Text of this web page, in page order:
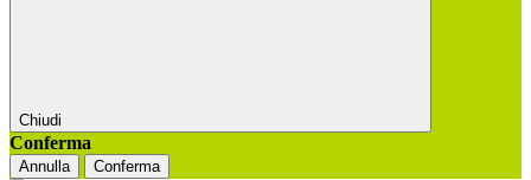
Chiudi
Conferma
Annulla Conferma